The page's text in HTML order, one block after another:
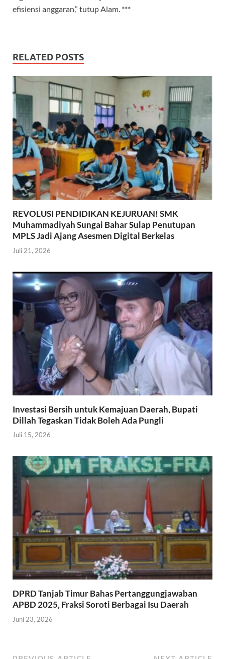
efisiensi anggaran,” tutup Alam. ***
RELATED POSTS
REVOLUSI PENDIDIKAN KEJURUAN! SMK
Muhammadiyah Sungai Bahar Sulap Penutupan
MPLS Jadi Ajang Asesmen Digital Berkelas
Juli 21, 2026
Investasi Bersih untuk Kemajuan Daerah, Bupati
Dillah Tegaskan Tidak Boleh Ada Pungli
Juli 15, 2026
DPRD Tanjab Timur Bahas Pertanggungjawaban
APBD 2025, Fraksi Soroti Berbagai Isu Daerah
Juni 23, 2026